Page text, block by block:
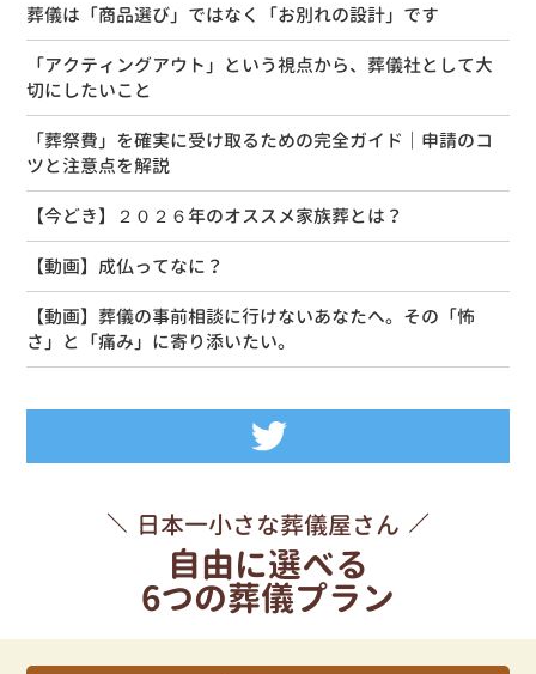
葬儀は「商品選び」ではなく「お別れの設計」です
「アクティングアウト」という視点から、葬儀社として大
切にしたいこと
「葬祭費」を確実に受け取るための完全ガイド｜申請のコ
ツと注意点を解説
【今どき】２０２６年のオススメ家族葬とは？
【動画】成仏ってなに？
【動画】葬儀の事前相談に行けないあなたへ。その「怖
さ」と「痛み」に寄り添いたい。
日本一小さな葬儀屋さん
自由に選べる
6つの葬儀プラン